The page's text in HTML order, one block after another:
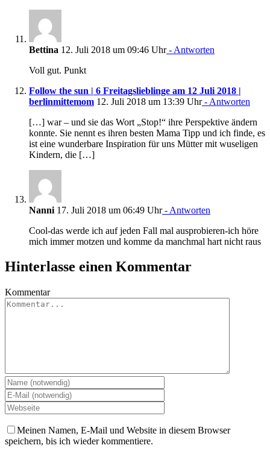
Bettina 12. Juli 2018 um 09:46 Uhr- Antworten
Voll gut. Punkt
Follow the sun | 6 Freitagslieblinge am 12 Juli 2018 |
berlinmittemom 12. Juli 2018 um 13:39 Uhr- Antworten
[…] war – und sie das Wort „Stop!“ ihre Perspektive ändern
konnte. Sie nennt es ihren besten Mama Tipp und ich finde, es
ist eine wunderbare Inspiration für uns Mütter mit wuseligen
Kindern, die […]
Nanni 17. Juli 2018 um 06:49 Uhr- Antworten
Cool-das werde ich auf jeden Fall mal ausprobieren-ich höre
mich immer motzen und komme da manchmal hart nicht raus
Hinterlasse einen Kommentar
Kommentar
Meinen Namen, E-Mail und Website in diesem Browser
speichern, bis ich wieder kommentiere.